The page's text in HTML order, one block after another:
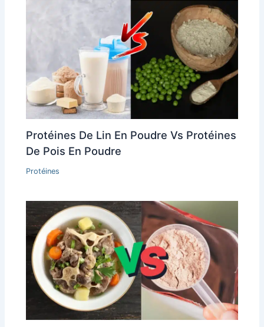
Protéines De Lin En Poudre Vs Protéines
De Pois En Poudre
Protéines